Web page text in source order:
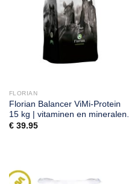
FLORIAN
Florian Balancer ViMi-Protein
15 kg | vitaminen en mineralen.
€39.95